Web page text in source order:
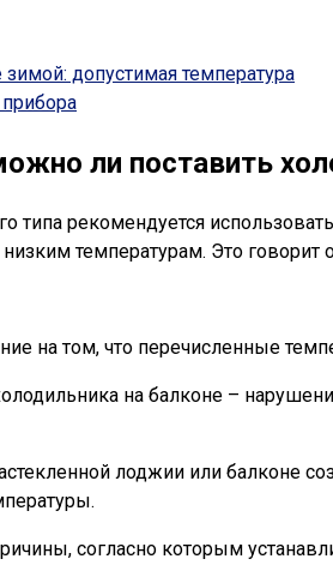
допустимая температура
ли поставить
типа рекомендуется
температурам. Это говорит
на том, что перечисленные
на балконе –
лоджии или балконе
согласно которым